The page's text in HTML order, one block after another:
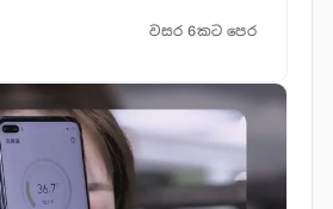
වසර 6කට පෙර